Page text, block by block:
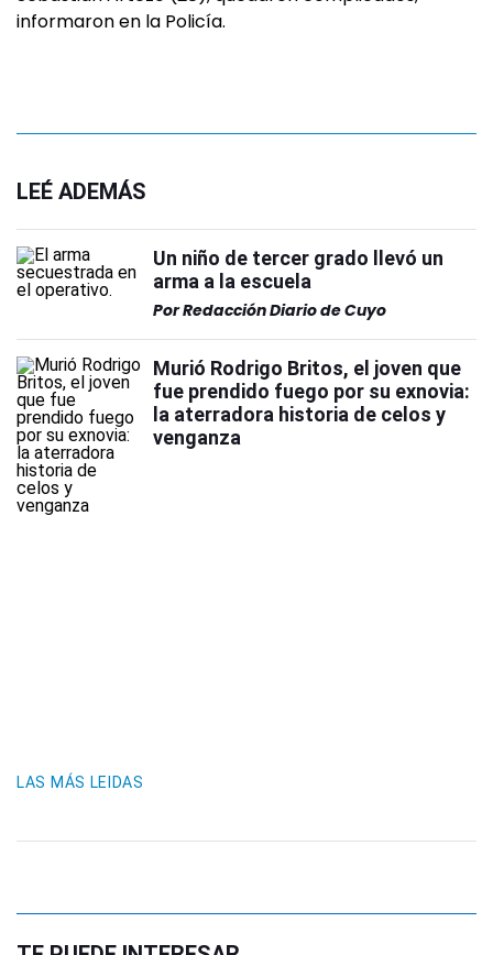
informaron en la Policía.
LEÉ ADEMÁS
Un niño de tercer grado llevó un
arma a la escuela
PorRedacción Diario de Cuyo
Murió Rodrigo Britos, el joven que
fue prendido fuego por su exnovia:
la aterradora historia de celos y
venganza
LAS MÁS LEIDAS